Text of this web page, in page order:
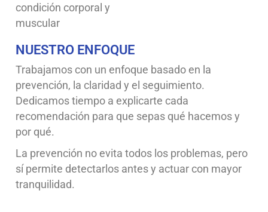
condición corporal y
muscular
NUESTRO ENFOQUE
Trabajamos con un enfoque basado en la
prevención, la claridad y el seguimiento.
Dedicamos tiempo a explicarte cada
recomendación para que sepas qué hacemos y
por qué.
La prevención no evita todos los problemas, pero
sí permite detectarlos antes y actuar con mayor
tranquilidad.